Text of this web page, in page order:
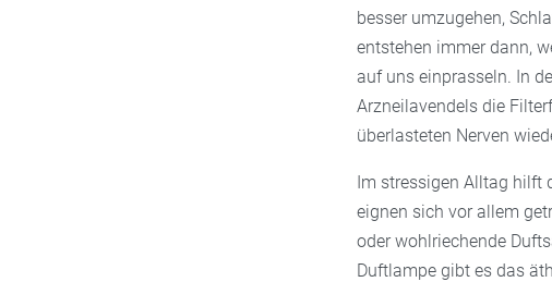
besser umzugehen,
entstehen immer dann,
auf uns einprasseln. In
Arzneilavendels die
überlasteten Nerven
Im stressigen Alltag hilft
eignen sich vor allem
oder wohlriechende
Duftlampe gibt es das